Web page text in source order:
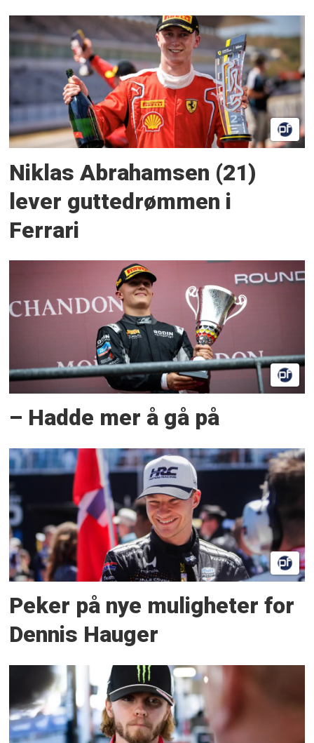
Niklas Abrahamsen (21)
lever guttedrømmen i
Ferrari
– Hadde mer å gå på
Peker på nye muligheter for
Dennis Hauger